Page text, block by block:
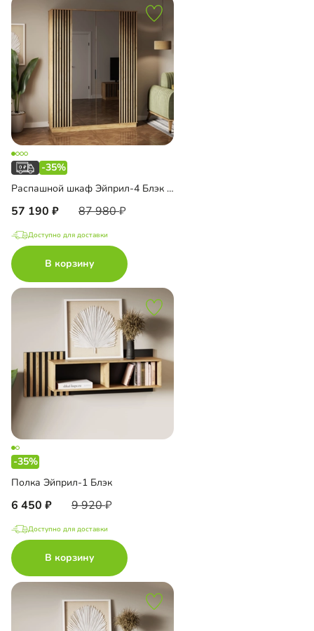
-35%
Распашной шкаф Эйприл-4 Блэк с зеркалом
57 190 87 980
Доступно для доставки
В корзину
-35%
Полка Эйприл-1 Блэк
6 450 9 920
Доступно для доставки
В корзину